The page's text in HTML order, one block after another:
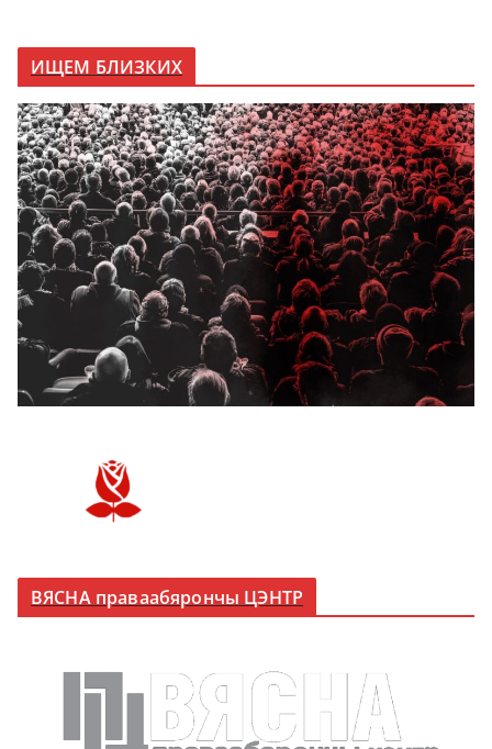
ИЩЕМ БЛИЗКИХ
ВЯСНА праваабярончы ЦЭНТР